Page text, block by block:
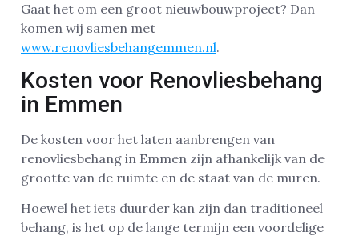
Gaat het om een groot nieuwbouwproject? Dan
komen wij samen met
www.renovliesbehangemmen.nl.
Kosten voor Renovliesbehang
in Emmen
De kosten voor het laten aanbrengen van
renovliesbehang in Emmen zijn afhankelijk van de
grootte van de ruimte en de staat van de muren.
Hoewel het iets duurder kan zijn dan traditioneel
behang, is het op de lange termijn een voordelige